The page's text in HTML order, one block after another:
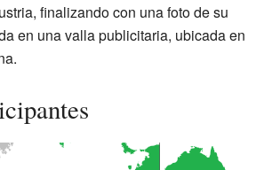
finalizando con una foto de su
en una valla publicitaria, ubicada en